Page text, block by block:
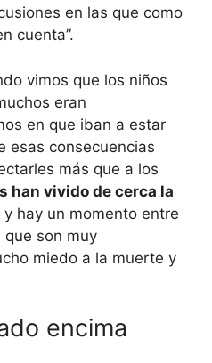
en las que como
cuenta”.
vimos que los niños
eran
en que iban a estar
esas consecuencias
más que a los
han vivido de cerca la
y hay un momento entre
que son muy
miedo a la muerte y
encima